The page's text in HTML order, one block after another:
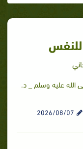
للنفس
الله عليه وسلم _ د.
2026/08/07